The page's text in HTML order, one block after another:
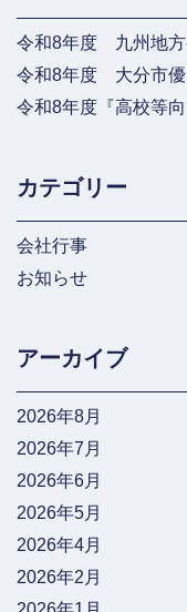
令和8年度 九州地方
令和8年度 大分市優
令和8年度『高校等
カテゴリー
会社行事
お知らせ
アーカイブ
2026年8月
2026年7月
2026年6月
2026年5月
2026年4月
2026年2月